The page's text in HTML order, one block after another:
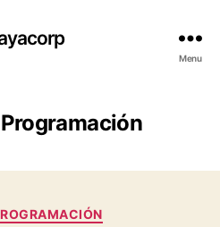
Menu
Programación
Categories